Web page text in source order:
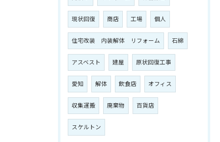
現状回復 商店 工場 個人
住宅改装 内装解体 リフォーム 石綿
アスベスト 建屋 原状回復工事
愛知 解体 飲食店 オフィス
収集運搬 廃棄物 百貨店
スケルトン